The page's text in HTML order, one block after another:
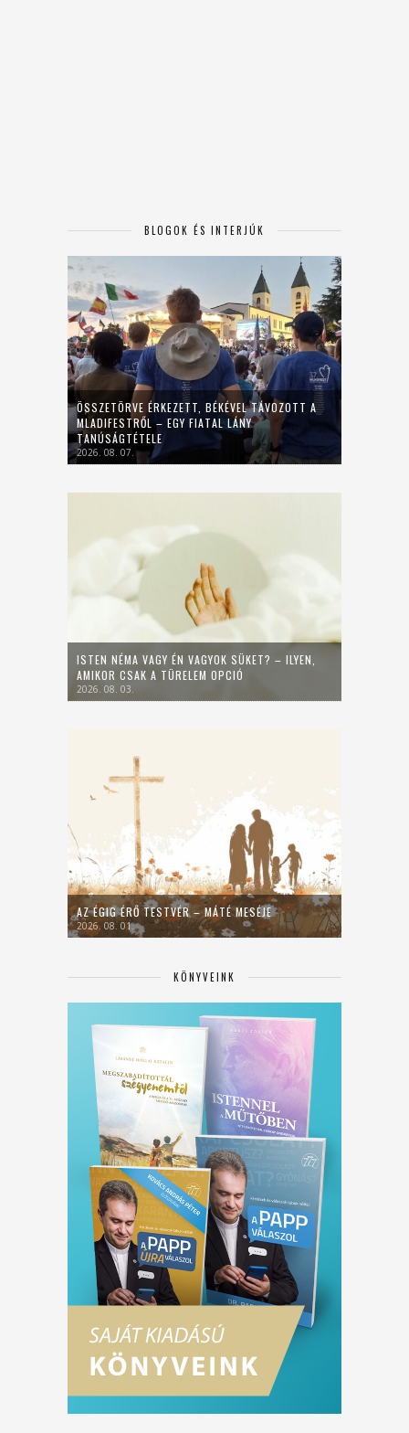
BLOGOK ÉS INTERJÚK
ÖSSZETÖRVE ÉRKEZETT, BÉKÉVEL TÁVOZOTT A
MLADIFESTRŐL – EGY FIATAL LÁNY
TANÚSÁGTÉTELE
2026. 08. 07.
ISTEN NÉMA VAGY ÉN VAGYOK SÜKET? – ILYEN,
AMIKOR CSAK A TÜRELEM OPCIÓ
2026. 08. 03.
AZ ÉGIG ÉRŐ TESTVÉR – MÁTÉ MESÉJE
2026. 08. 01.
KÖNYVEINK